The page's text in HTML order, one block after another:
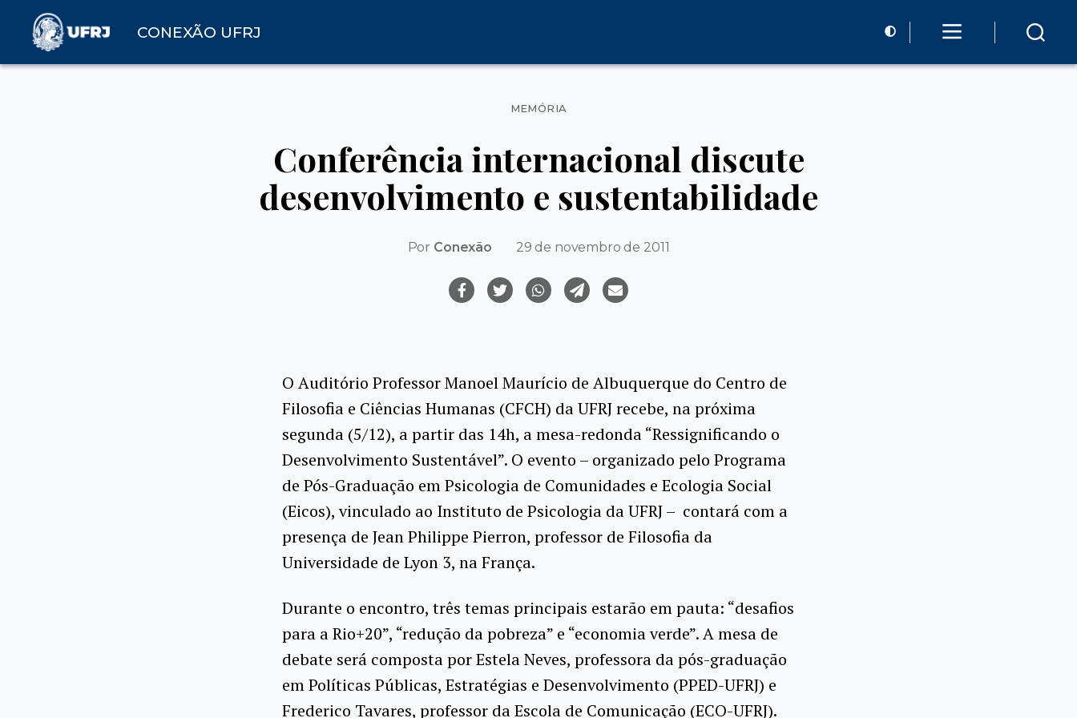
CONEXÃO UFRJ
Categorias
MEMÓRIA
Conferência internacional discute
desenvolvimento e sustentabilidade
Por Conexão 29 de novembro de 2011
O Auditório Professor Manoel Maurício de Albuquerque do Centro de
Filosofia e Ciências Humanas (CFCH) da UFRJ recebe, na próxima
segunda (5/12), a partir das 14h, a mesa-redonda “Ressignificando o
Desenvolvimento Sustentável”. O evento – organizado pelo Programa
de Pós-Graduação em Psicologia de Comunidades e Ecologia Social
(Eicos), vinculado ao Instituto de Psicologia da UFRJ – contará com a
presença de Jean Philippe Pierron, professor de Filosofia da
Universidade de Lyon 3, na França.
Durante o encontro, três temas principais estarão em pauta: “desafios
para a Rio+20”, “redução da pobreza” e “economia verde”. A mesa de
debate será composta por Estela Neves, professora da pós-graduação
em Políticas Públicas, Estratégias e Desenvolvimento (PPED-UFRJ) e
Frederico Tavares, professor da Escola de Comunicação (ECO-UFRJ).